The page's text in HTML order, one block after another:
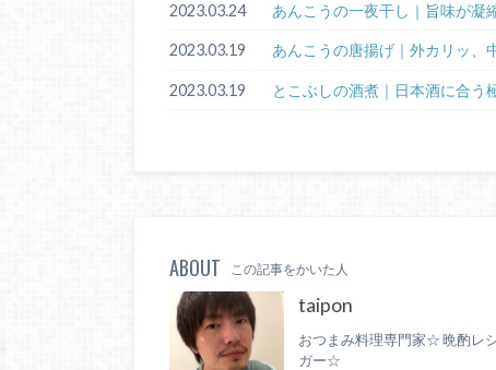
2023.03.24 あんこうの一夜干し｜旨味が凝
2023.03.19 あんこうの唐揚げ｜外カリッ、
2023.03.19 とこぶしの酒煮｜日本酒に合う
ABOUT この記事をかいた人
taipon
おつまみ料理専門家☆ 晩酌レ
ガー☆